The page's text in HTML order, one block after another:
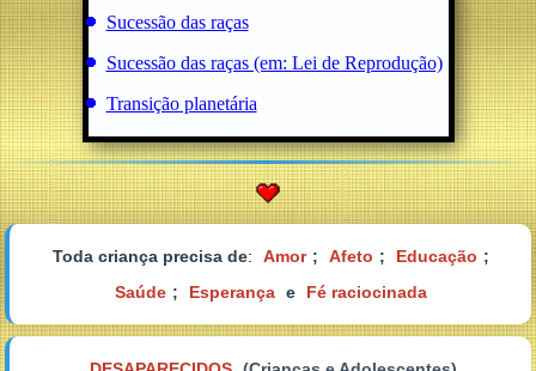
Sucessão das raças
Sucessão das raças (em: Lei de Reprodução)
Transição planetária
Toda criança precisa de: Amor ; Afeto ; Educação ;
Saúde ; Esperança e Fé raciocinada